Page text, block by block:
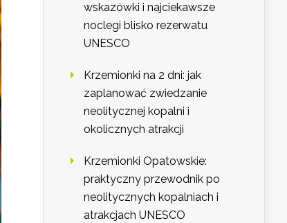
wskazówki i najciekawsze
noclegi blisko rezerwatu
UNESCO
Krzemionki na 2 dni: jak
zaplanować zwiedzanie
neolitycznej kopalni i
okolicznych atrakcji
Krzemionki Opatowskie:
praktyczny przewodnik po
neolitycznych kopalniach i
atrakcjach UNESCO